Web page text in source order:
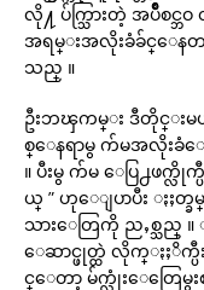
လို႔ ပ်က္သြားတဲ့ အပ်ိဳစင္ဘ
အရမ္းအလိုးခံခ်င္ေန
သည္ ။
ဦးဘၾကမ္း ဒီတိုင္းမယုံ
စ္ေနရာမွ က်မအလိုးခံ‌ေ
။ ပီးမွ က်မ ေပြ႕ဖက္လို
ယ္ ” ဟုေျပာပီး ႏႈတ္
သားေတြကို ညႇစ္သည္
ေဆာင္ဖုတ္ထဲ လိုက္ႏႈိက္ပီ
င္ေတာ့ မ်က္လုံးေတြေမွ